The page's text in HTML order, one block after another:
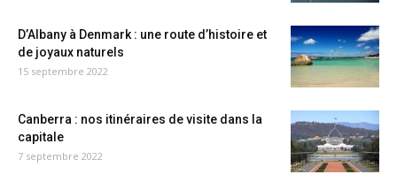
D’Albany à Denmark : une route d’histoire et
de joyaux naturels
15 septembre 2022
Canberra : nos itinéraires de visite dans la
capitale
7 septembre 2022